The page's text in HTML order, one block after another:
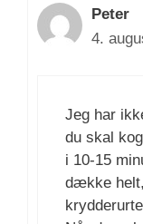
Peter
4.
Jeg har
du skal
i 10-15
dække